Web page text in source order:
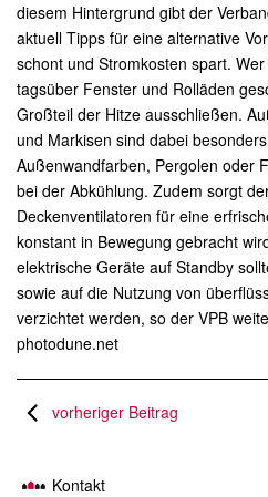
diesem Hintergrund gibt der
aktuell Tipps für eine alternative
schont und Stromkosten spart.
tagsüber Fenster und Rolläden
Großteil der Hitze ausschließen.
und Markisen sind dabei
Außenwandfarben, Pergolen oder
bei der Abkühlung. Zudem sorgt
Deckenventilatoren für eine
konstant in Bewegung gebracht
elektrische Geräte auf Standby
sowie auf die Nutzung von
verzichtet werden, so der VPB
photodune.net
vorheriger Beitrag
Kontakt